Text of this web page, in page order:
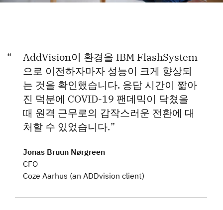
AddVision이 환경을 IBM FlashSystem
으로 이전하자마자 성능이 크게 향상되
는 것을 확인했습니다. 응답 시간이 짧아
진 덕분에 COVID-19 팬데믹이 닥쳤을
때 원격 근무로의 갑작스러운 전환에 대
처할 수 있었습니다.
Jonas Bruun Nørgreen
CFO
Coze Aarhus (an ADDvision client)